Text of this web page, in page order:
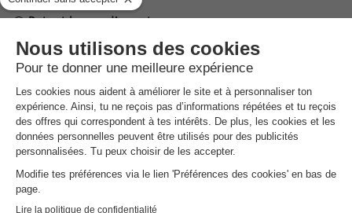
Date et heures d’ouverture
De 07:00 à 23:00
Ouvert de janvier à juin, , de 09:00 à 19:00
Ouvert en juillet et août, , de 08:00 à 09:30
Ouvert de septembre à décembre, , de 09:00 à 19:00
Langues parlées à l'accueil
Portugais, Espagnol, Anglais, Français